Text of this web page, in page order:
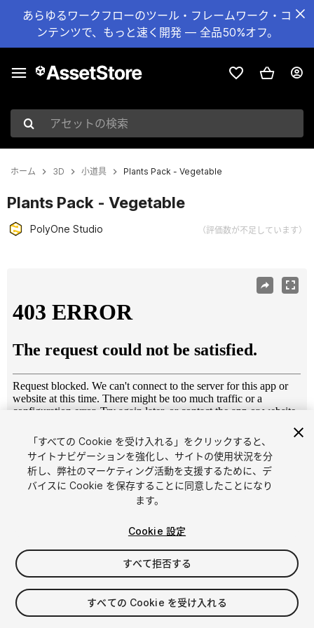
あらゆるワークフローのツール・フレームワーク・コ
ンテンツで、もっと速く開発 — 全品50%オフ。
アセットの検索
ホーム 3D 小道具 Plants Pack - Vegetable
Plants Pack - Vegetable
PolyOne Studio （評価数が不足しています）
1/ 11
$6.80
消費税は決済時に計算されます
「すべての Cookie を受け入れる」をクリックすると、
サイトナビゲーションを強化し、サイトの使用状況を分
析し、弊社のマーケティング活動を支援するために、デ
バイスに Cookie を保存することに同意したことになり
ます。
Cookie 設定
すべて拒否する
すべての Cookie を受け入れる